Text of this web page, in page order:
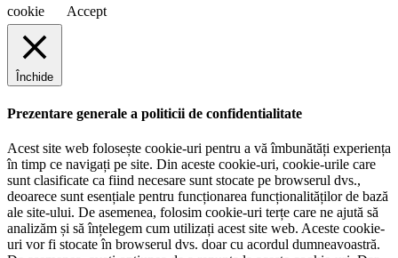
cookie
Accept
Închide
Prezentare generale a politicii de confidentialitate
Acest site web folosește cookie-uri pentru a vă îmbunătăți experiența
în timp ce navigați pe site. Din aceste cookie-uri, cookie-urile care
sunt clasificate ca fiind necesare sunt stocate pe browserul dvs.,
deoarece sunt esențiale pentru funcționarea funcționalităților de bază
ale site-ului. De asemenea, folosim cookie-uri terțe care ne ajută să
analizăm și să înțelegem cum utilizați acest site web. Aceste cookie-
uri vor fi stocate în browserul dvs. doar cu acordul dumneavoastră.